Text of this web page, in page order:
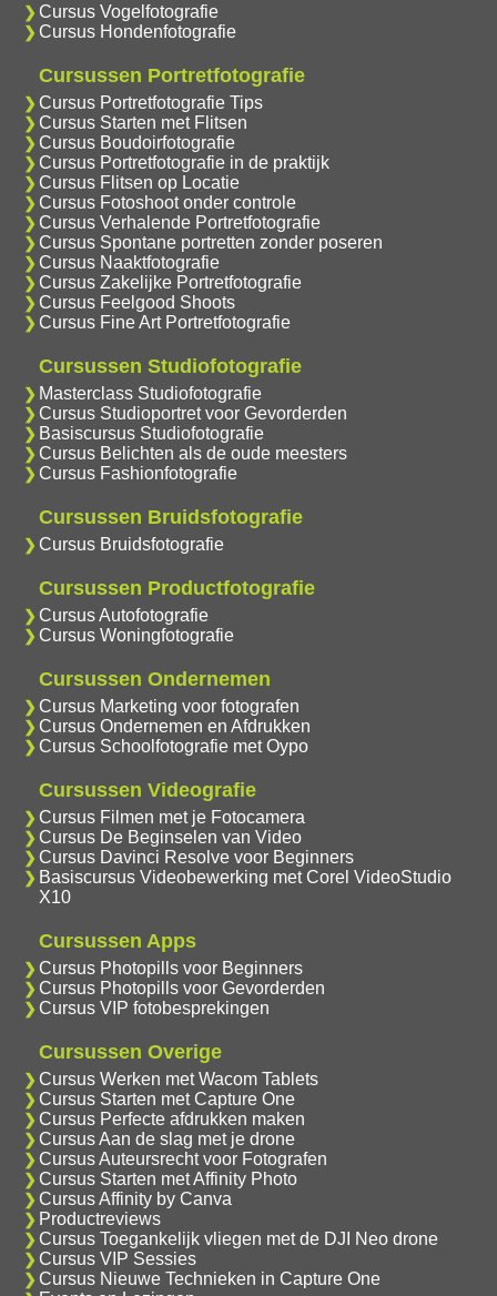
Cursus Vogelfotografie
Cursus Hondenfotografie
Cursussen Portretfotografie
Cursus Portretfotografie Tips
Cursus Starten met Flitsen
Cursus Boudoirfotografie
Cursus Portretfotografie in de praktijk
Cursus Flitsen op Locatie
Cursus Fotoshoot onder controle
Cursus Verhalende Portretfotografie
Cursus Spontane portretten zonder poseren
Cursus Naaktfotografie
Cursus Zakelijke Portretfotografie
Cursus Feelgood Shoots
Cursus Fine Art Portretfotografie
Cursussen Studiofotografie
Masterclass Studiofotografie
Cursus Studioportret voor Gevorderden
Basiscursus Studiofotografie
Cursus Belichten als de oude meesters
Cursus Fashionfotografie
Cursussen Bruidsfotografie
Cursus Bruidsfotografie
Cursussen Productfotografie
Cursus Autofotografie
Cursus Woningfotografie
Cursussen Ondernemen
Cursus Marketing voor fotografen
Cursus Ondernemen en Afdrukken
Cursus Schoolfotografie met Oypo
Cursussen Videografie
Cursus Filmen met je Fotocamera
Cursus De Beginselen van Video
Cursus Davinci Resolve voor Beginners
Basiscursus Videobewerking met Corel VideoStudio
X10
Cursussen Apps
Cursus Photopills voor Beginners
Cursus Photopills voor Gevorderden
Cursus VIP fotobesprekingen
Cursussen Overige
Cursus Werken met Wacom Tablets
Cursus Starten met Capture One
Cursus Perfecte afdrukken maken
Cursus Aan de slag met je drone
Cursus Auteursrecht voor Fotografen
Cursus Starten met Affinity Photo
Cursus Affinity by Canva
Productreviews
Cursus Toegankelijk vliegen met de DJI Neo drone
Cursus VIP Sessies
Cursus Nieuwe Technieken in Capture One